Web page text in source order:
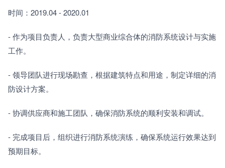
时间：2019.04 - 2020.01
- 作为项目负责人，负责大型商业综合体的消防系统设计与实施
工作。
- 领导团队进行现场勘查，根据建筑特点和用途，制定详细的消
防设计方案。
- 协调供应商和施工团队，确保消防系统的顺利安装和调试。
- 完成项目后，组织进行消防系统演练，确保系统运行效果达到
预期目标。